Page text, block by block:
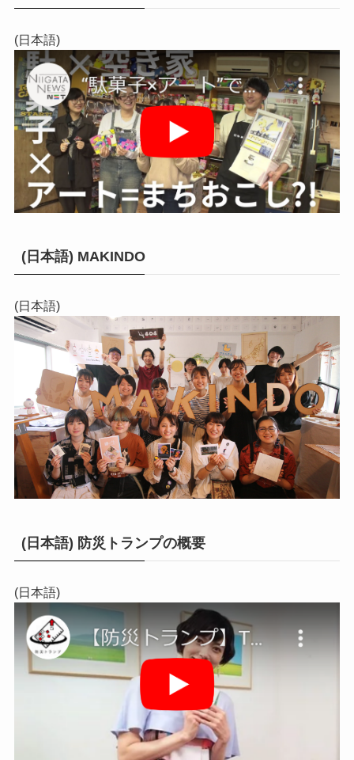
(日本語)
(日本語) MAKINDO
(日本語)
(日本語) 防災トランプの概要
(日本語)